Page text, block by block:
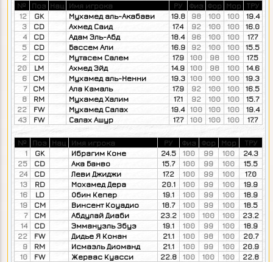
№ Поз Нац Имя игрока РУ Физ Фор Мор
ТРУ
12
GK Мухамед аль-Акабави 19.8 98 100 100
19.4
3
CD Ахмед Саид 17.4 92 100 100
16.0
4
CD Адам Эль-Абд 18.4 96 100 100
17.7
5
CD Бассем Али 16.9 92 100 100
15.5
2
CD Мутасем Салем 17.9 100 98 100
17.5
20
LM Ахмед Эйд 14.9 100 98 100
14.6
6
CM Мухамед аль-Ненни 19.3 100 100 100
19.3
7
CM Ала Камаль 17.9 92 100 100
16.5
8
RM Мухамед Халим 17.1 92 100 100
15.7
22
FW Мухамед Салах 19.4 100 100 100
19.4
43
FW Салах Ашур 17.7 100 100 100 17.7
№ Поз Нац Имя игрока РУ Физ Фор Мор
ТРУ
1
GK Ибрагим Коне 24.5 100 99 100
24.3
25
CD Ака Банво 15.7 100 99 100
15.5
24
CD Леви Джиджи 17.2 100 99 100
17.0
13
RD Мохамед Дера 20.1 100 99 100
19.9
16
LD Обин Кепер 19.1 100 99 100
18.9
19
CM Винсент Коуадио 18.7 100 99 100
18.5
7
CM Абдулай Диаби 23.2 100 100 100
23.2
14
CD Эммануэль Эбуэ 19.1 100 99 100
18.9
22
FW Дидье Я Конан 21.1 100 98 100
20.7
9
RM Исмаэль Диоманд 21.1 100 99 100
20.9
10
FW Жервас Куасси 22.8 100 100 100 22.8